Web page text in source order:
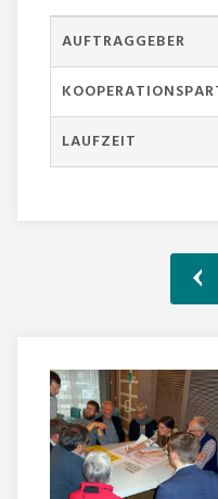
AUFTRAGGEBER
LAUFZEIT